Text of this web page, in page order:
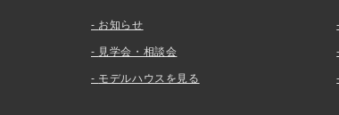
お知らせ
見学会・相談会
モデルハウスを見る